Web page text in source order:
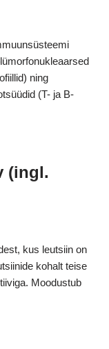
ning
(T- ja B-
(ingl.
kus leutsiin on
kohalt teise
Moodustub